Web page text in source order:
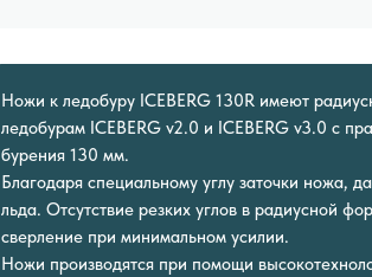
Ножи к ледобуру ICEBERG 130R имеют
ледобурам ICEBERG v2.0 и ICEBERG v3.0 с
бурения 130 мм.
Благодаря специальному углу заточки ножа,
льда. Отсутствие резких углов в радиусной
сверление при минимальном усилии.
Ножи производятся при помощи